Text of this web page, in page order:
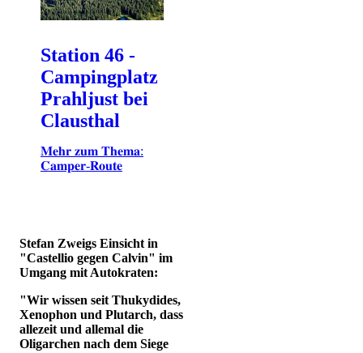
Station 46 -
Campingplatz
Prahljust bei
Clausthal
𝐌𝐞𝐡𝐫 𝐳𝐮𝐦 𝐓𝐡𝐞𝐦𝐚:
𝐂𝐚𝐦𝐩𝐞𝐫-𝐑𝐨𝐮𝐭𝐞
Stefan Zweigs Einsicht in
"Castellio gegen Calvin" im
Umgang mit Autokraten:
"Wir wissen seit Thukydides,
Xenophon und Plutarch, dass
allezeit und allemal die
Oligarchen nach dem Siege